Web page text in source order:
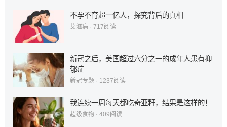
不孕不育超一亿人，探究背后的真相
艾滋病· 717阅读
新冠之后，美国超过六分之一的成年人患有抑
郁症
新冠专题 · 1237阅读
我连续一周每天都吃奇亚籽，结果是这样的！
超级食物· 409阅读